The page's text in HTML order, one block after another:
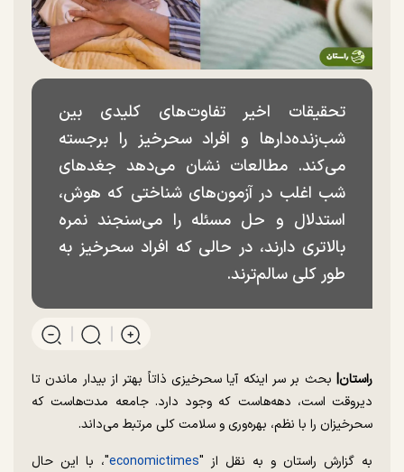
تحقیقات اخیر تفاوت‌های کلیدی بین
شب‌زنده‌دار‌ها و افراد سحرخیز را برجسته
می‌کند. مطالعات نشان می‌دهد جغد‌های
شب اغلب در آزمون‌های شناختی که هوش،
استدلال و حل مسئله را می‌سنجند نمره
بالاتری دارند، در حالی که افراد سحرخیز به
طور کلی سالم‌ترند.
راستان| بحث بر سر اینکه آیا سحرخیزی ذاتاً بهتر از بیدار ماندن تا
دیروقت است، دهه‌هاست که وجود دارد. جامعه مدت‌هاست که
سحرخیزان را با نظم، بهره‌وری و سلامت کلی مرتبط می‌داند.
به گزارش راستان و به نقل از "economictimes"، با این حال